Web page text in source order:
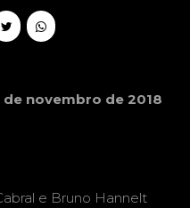
novembro de 2018
e Bruno Hannelt